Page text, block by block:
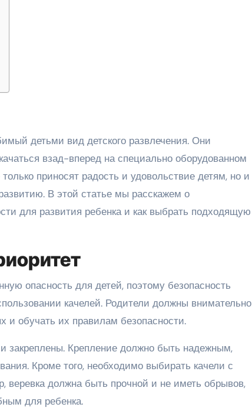
взад-вперед на специально оборудованном
приносят радость и удовольствие детям, но и
В этой статье мы расскажем о
для развития ребенка и как выбрать подходящую
опасность для детей, поэтому безопасность
качелей. Родители должны внимательно
и обучать их правилам безопасности.
закреплены. Крепление должно быть надежным,
Кроме того, необходимо выбирать качели с
должна быть прочной и не иметь обрывов,
для ребенка.